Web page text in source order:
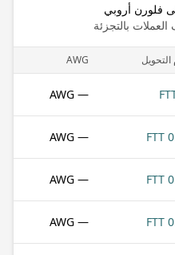
بالتجزئة
AWG
— AWG
— AWG
— AWG
— AWG